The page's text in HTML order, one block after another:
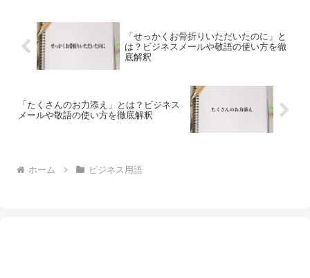
「せっかくお骨折りいただいたのに」と
は？ビジネスメールや敬語の使い方を徹
底解釈
「たくさんのお力添え」とは？ビジネス
メールや敬語の使い方を徹底解釈
ホーム ビジネス用語